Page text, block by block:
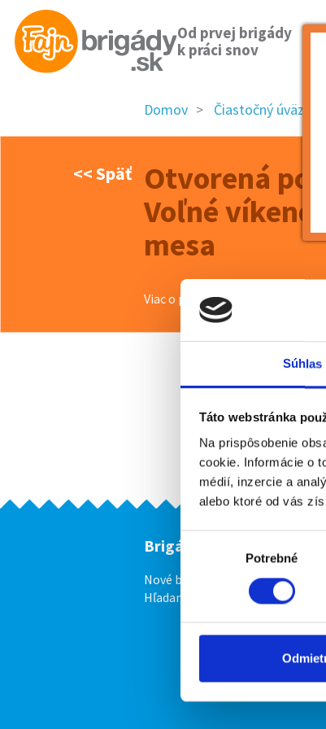
Súhlas
Táto webstránka
Na prispôsobenie
cookie. Informácie o
médií, inzercie a
alebo ktoré od vás
Výber
Potrebné
Od prvej brigády
k práci snov
Domov Čiastočný úväzok
<< Späť
Otvorená
Voľné
mesa
Viac o ponuke >>
Brigádnici
Nové brigády
Hľadané brigády